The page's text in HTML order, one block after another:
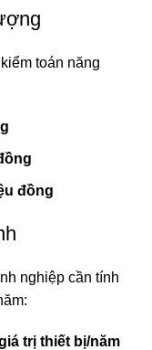
kiểm toán năng
đồng
nghiệp cần tính
trị thiết bị/năm